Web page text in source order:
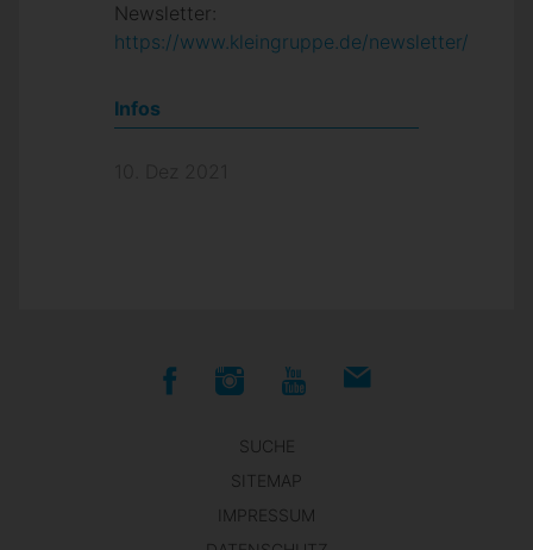
Newsletter:
https://www.kleingruppe.de/newsletter/
Infos
SUCHE
SITEMAP
IMPRESSUM